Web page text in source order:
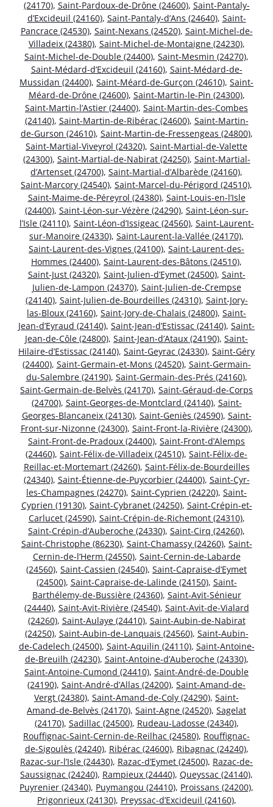
(24170), Saint-Pardoux-de-Drône (24600), Saint-Pantaly-
d’Excideuil (24160), Saint-Pantaly-d’Ans (24640), Saint-
Pancrace (24530), Saint-Nexans (24520), Saint-Michel-de-
Villadeix (24380), Saint-Michel-de-Montaigne (24230),
Saint-Michel-de-Double (24400), Saint-Mesmin (24270),
Saint-Médard-d’Excideuil (24160), Saint-Médard-de-
Mussidan (24400), Saint-Méard-de-Gurçon (24610), Saint-
Méard-de-Drône (24600), Saint-Martin-le-Pin (24300),
Saint-Martin-l’Astier (24400), Saint-Martin-des-Combes
(24140), Saint-Martin-de-Ribérac (24600), Saint-Martin-
de-Gurson (24610), Saint-Martin-de-Fressengeas (24800),
Saint-Martial-Viveyrol (24320), Saint-Martial-de-Valette
(24300), Saint-Martial-de-Nabirat (24250), Saint-Martial-
d’Artenset (24700), Saint-Martial-d’Albarède (24160),
Saint-Marcory (24540), Saint-Marcel-du-Périgord (24510),
Saint-Maime-de-Péreyrol (24380), Saint-Louis-en-l’Isle
(24400), Saint-Léon-sur-Vézère (24290), Saint-Léon-sur-
l’Isle (24110), Saint-Léon-d’Issigeac (24560), Saint-Laurent-
sur-Manoire (24330), Saint-Laurent-la-Vallée (24170),
Saint-Laurent-des-Vignes (24100), Saint-Laurent-des-
Hommes (24400), Saint-Laurent-des-Bâtons (24510),
Saint-Just (24320), Saint-Julien-d’Eymet (24500), Saint-
Julien-de-Lampon (24370), Saint-Julien-de-Crempse
(24140), Saint-Julien-de-Bourdeilles (24310), Saint-Jory-
las-Bloux (24160), Saint-Jory-de-Chalais (24800), Saint-
Jean-d’Eyraud (24140), Saint-Jean-d’Estissac (24140), Saint-
Jean-de-Côle (24800), Saint-Jean-d’Ataux (24190), Saint-
Hilaire-d’Estissac (24140), Saint-Geyrac (24330), Saint-Géry
(24400), Saint-Germain-et-Mons (24520), Saint-Germain-
du-Salembre (24190), Saint-Germain-des-Prés (24160),
Saint-Germain-de-Belvès (24170), Saint-Géraud-de-Corps
(24700), Saint-Georges-de-Montclard (24140), Saint-
Georges-Blancaneix (24130), Saint-Geniès (24590), Saint-
Front-sur-Nizonne (24300), Saint-Front-la-Rivière (24300),
Saint-Front-de-Pradoux (24400), Saint-Front-d’Alemps
(24460), Saint-Félix-de-Villadeix (24510), Saint-Félix-de-
Reillac-et-Mortemart (24260), Saint-Félix-de-Bourdeilles
(24340), Saint-Étienne-de-Puycorbier (24400), Saint-Cyr-
les-Champagnes (24270), Saint-Cyprien (24220), Saint-
Cyprien (19130), Saint-Cybranet (24250), Saint-Crépin-et-
Carlucet (24590), Saint-Crépin-de-Richemont (24310),
Saint-Crépin-d’Auberoche (24330), Saint-Cirq (24260),
Saint-Christophe (86230), Saint-Chamassy (24260), Saint-
Cernin-de-l’Herm (24550), Saint-Cernin-de-Labarde
(24560), Saint-Cassien (24540), Saint-Capraise-d’Eymet
(24500), Saint-Capraise-de-Lalinde (24150), Saint-
Barthélemy-de-Bussière (24360), Saint-Avit-Sénieur
(24440), Saint-Avit-Rivière (24540), Saint-Avit-de-Vialard
(24260), Saint-Aulaye (24410), Saint-Aubin-de-Nabirat
(24250), Saint-Aubin-de-Lanquais (24560), Saint-Aubin-
de-Cadelech (24500), Saint-Aquilin (24110), Saint-Antoine-
de-Breuilh (24230), Saint-Antoine-d’Auberoche (24330),
Saint-Antoine-Cumond (24410), Saint-André-de-Double
(24190), Saint-André-d’Allas (24200), Saint-Amand-de-
Vergt (24380), Saint-Amand-de-Coly (24290), Saint-
Amand-de-Belvès (24170), Saint-Agne (24520), Sagelat
(24170), Sadillac (24500), Rudeau-Ladosse (24340),
Rouffignac-Saint-Cernin-de-Reilhac (24580), Rouffignac-
de-Sigoulès (24240), Ribérac (24600), Ribagnac (24240),
Razac-sur-l’Isle (24430), Razac-d’Eymet (24500), Razac-de-
Saussignac (24240), Rampieux (24440), Queyssac (24140),
Puyrenier (24340), Puymangou (24410), Proissans (24200),
Prigonrieux (24130), Preyssac-d’Excideuil (24160),